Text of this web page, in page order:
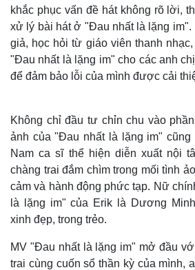
Thế giới
Quan sát
Cuộc sống đó đây
Hồ sơ
E-
khắc phục vấn đề hát không rõ lời,
xử lý bài hát ở "Đau nhất là lặng im".
giả, học hỏi từ giáo viên thanh
"Đau nhất là lặng im" cho các anh
để đảm bảo lỗi của mình được cải
Không chỉ đầu tư chỉn chu vào
ảnh của "Đau nhất là lặng im" cũng
Nam ca sĩ thể hiện diễn xuất nội
chàng trai đắm chìm trong mối tình
cảm và hành động phức tạp. Nữ
là lặng im" của Erik là Dương
xinh đẹp, trong trẻo.
MV "Đau nhất là lặng im" mở đầu
trai cùng cuốn sổ thần kỳ của mình,